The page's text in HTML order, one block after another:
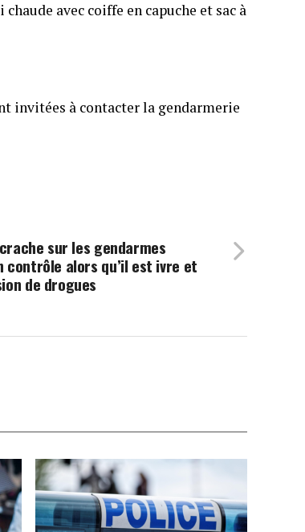
avec coiffe en capuche et sac à
invitées à contacter la gendarmerie
sur les gendarmes
contrôle alors qu’il est ivre et
de drogues